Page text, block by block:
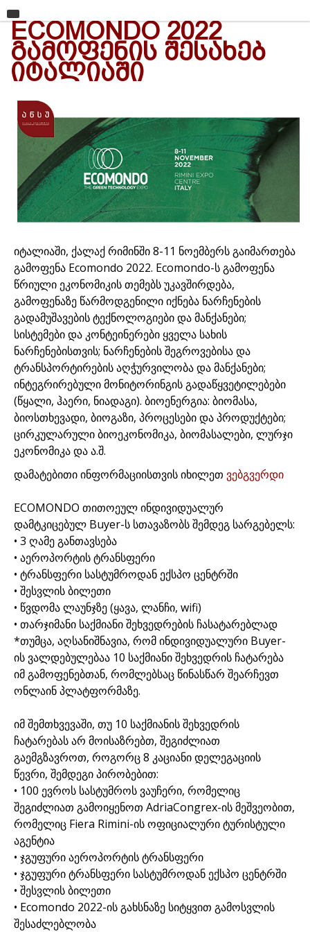
მთავარი
უნივერსიტეტი
საგანმანათლებლო ერთეულები
სწავლა
კვლევა
ინტერნაციონალიზაცია
კონტაქტი
ECOMONDO 2022
ᲒᲐᲛᲝᲤᲔᲜᲘᲡ ᲨᲔᲡᲐᲮᲔᲑ
ᲘᲢᲐᲚᲘᲐᲨᲘ
იტალიაში, ქალაქ რიმინში 8-11 ნოემბერს გაიმართება
გამოფენა Ecomondo 2022. Ecomondo-ს გამოფენა
წრიული ეკონომიკის თემებს უკავშირდება,
გამოფენაზე წარმოდგენილი იქნება ნარჩენების
გადამუშავების ტექნოლოგიები და მანქანები;
სისტემები და კონტეინერები ყველა სახის
ნარჩენებისთვის; ნარჩენების შეგროვებისა და
ტრანსპორტირების აღჭურვილობა და მანქანები;
ინტეგრირებული მონიტორინგის გადაწყვეტილებები
(წყალი, ჰაერი, ნიადაგი). ბიოენერგია: ბიომასა,
ბიოსთხევადი, ბიოგაზი, პროცესები და პროდუქტები;
ცირკულარული ბიოეკონომიკა, ბიომასალები, ლურჯი
ეკონომიკა და ა.შ.
დამატებითი ინფორმაციისთვის იხილეთ ვებგვერდი
ECOMONDO თითოეულ ინდივიდუალურ
დამტკიცებულ Buyer-ს სთავაზობს შემდეგ სარგებელს:
• 3 ღამე განთავსება
• აეროპორტის ტრანსფერი
• ტრანსფერი სასტუმროდან ექსპო ცენტრში
• შესვლის ბილეთი
• წვდომა ლაუნჯზე (ყავა, ლანჩი, wifi)
• თარჯიმანი საქმიანი შეხვედრების ჩასატარებლად
*თუმცა, აღსანიშნავია, რომ ინდივიდუალური Buyer-
ის ვალდებულებაა 10 საქმიანი შეხვედრის ჩატარება
იმ გამოფენებთან, რომლებსაც წინასწარ შეარჩევთ
ონლაინ პლატფორმაზე.
იმ შემთხვევაში, თუ 10 საქმიანის შეხვედრის
ჩატარებას არ მოისაზრებთ, შეგიძლიათ
გაემგზავროთ, როგორც 8 კაციანი დელეგაციის
წევრი, შემდეგი პირობებით:
• 100 ევროს სასტუმროს ვაუჩერი, რომელიც
შეგიძლიათ გამოიყენოთ AdriaCongrex-ის მეშვეობით,
რომელიც Fiera Rimini-ის ოფიციალური ტურისტული
აგენტია
• ჯგუფური აეროპორტის ტრანსფერი
• ჯგუფური ტრანსფერი სასტუმროდან ექსპო ცენტრში
• შესვლის ბილეთი
• Ecomondo 2022-ის გახსნაზე სიტყვით გამოსვლის
შესაძლებლობა